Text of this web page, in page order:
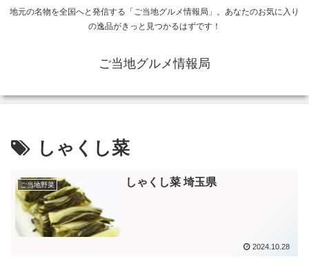
地元の名物を全国へと発信する「ご当地グルメ情報局」。あなたのお気に入り
の逸品がきっと見つかるはずです！
ご当地グルメ情報局
しゃくし菜
ご当地野菜 しゃくし菜 埼玉県
2024.10.28